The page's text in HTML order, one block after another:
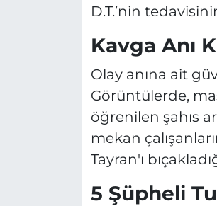
D.T.’nin
Kavga Anı
Olay anına ait
Görüntülerde,
öğrenilen şahıs
mekan
Tayran'ı
5 Şüpheli